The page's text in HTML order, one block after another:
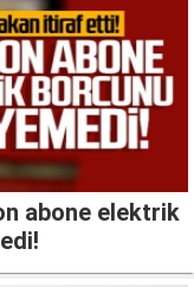
abone elektrik